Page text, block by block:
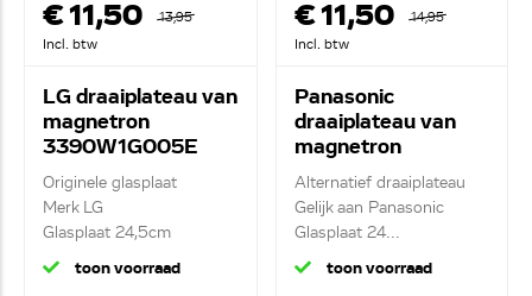
€ 11,50
13,95
Incl. btw
LG draaiplateau van
magnetron
3390W1G005E
Originele glasplaat
Merk LG
Glasplaat 24,5cm
toon voorraad
€ 11,50
14,95
Incl. btw
Panasonic
draaiplateau van
magnetron
252100500496
Alternatief draaiplateau
Gelijk aan Panasonic
Glasplaat 24...
toon voorraad